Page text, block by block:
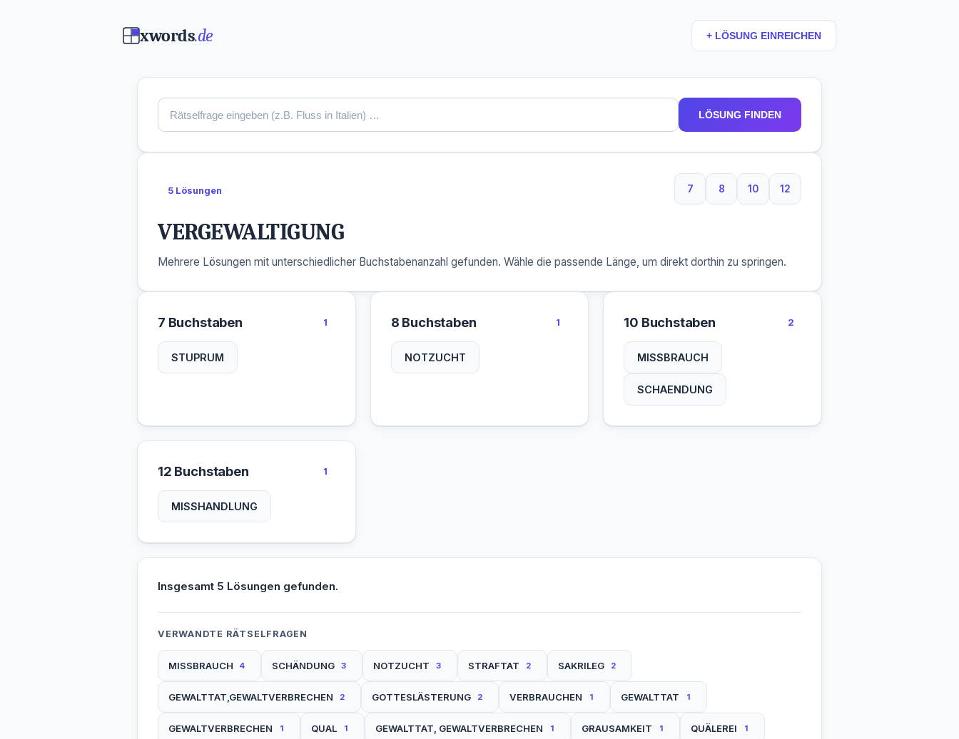
xwords.de + LÖSUNG EINREICHEN
LÖSUNG FINDEN
5 Lösungen 7
7 Buchstaben
8
8 Buchstaben
10
10 Buchstaben
12
12 Buchstaben
VERGEWALTIGUNG
Mehrere Lösungen mit unterschiedlicher Buchstabenanzahl gefunden. Wähle die passende Länge, um direkt dorthin zu springen.
7 Buchstaben 1
STUPRUM
8 Buchstaben 1
NOTZUCHT
10 Buchstaben 2
MISSBRAUCH
SCHAENDUNG
12 Buchstaben 1
MISSHANDLUNG
Insgesamt 5 Lösungen gefunden.
VERWANDTE RÄTSELFRAGEN
MISSBRAUCH 4 SCHÄNDUNG 3 NOTZUCHT 3 STRAFTAT 2 SAKRILEG 2
GEWALTTAT,GEWALTVERBRECHEN 2 GOTTESLÄSTERUNG 2 VERBRAUCHEN 1 GEWALTTAT 1
GEWALTVERBRECHEN 1 QUAL 1 GEWALTTAT, GEWALTVERBRECHEN 1 GRAUSAMKEIT 1 QUÄLEREI 1